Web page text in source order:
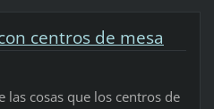
centros de mesa
las cosas que los centros de